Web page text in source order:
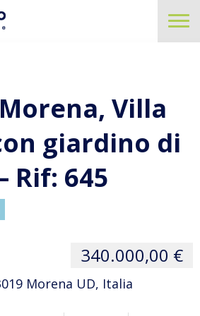
Villa
giardino di
Rif: 645
340.000,00 €
Morena UD, Italia